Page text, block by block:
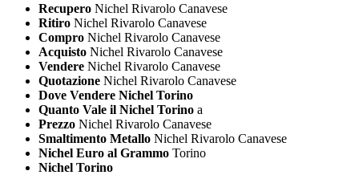
Recupero Nichel Rivarolo Canavese
Ritiro Nichel Rivarolo Canavese
Compro Nichel Rivarolo Canavese
Acquisto Nichel Rivarolo Canavese
Vendere Nichel Rivarolo Canavese
Quotazione Nichel Rivarolo Canavese
Dove Vendere Nichel Torino
Quanto Vale il Nichel Torino a
Prezzo Nichel Rivarolo Canavese
Smaltimento Metallo Nichel Rivarolo Canavese
Nichel Euro al Grammo Torino
Nichel Torino